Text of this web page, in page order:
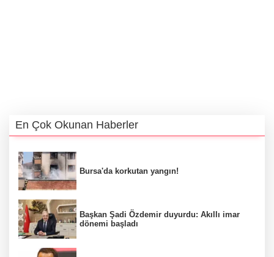
En Çok Okunan Haberler
Bursa'da korkutan yangın!
Başkan Şadi Özdemir duyurdu: Akıllı imar
dönemi başladı